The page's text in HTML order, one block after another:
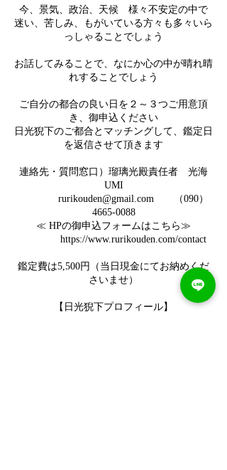
今、景気、政治、天候 様々不安定の中で
迷い、苦しみ、もがいている方々も多々いら
っしゃることでしょう
お話してみることで、なにか心の中が晴れ晴
れすることでしょう
ご自分の都合の良い日を２～３つご用意頂
き、御申込ください
日光猊下のご都合とマッチングして、鑑定日
を返信させて頂きます
連絡先・質問窓口）瑠璃光殿責任者 光海
UMI
rurikouden@gmail.com （090）
4665-0088
≪ HPの御申込フォームはこちら≫
https://www.rurikouden.com/contact
鑑定費は5,500円（当日現金にてお納めくだ
さいませ）
【日光猊下プロフィール】